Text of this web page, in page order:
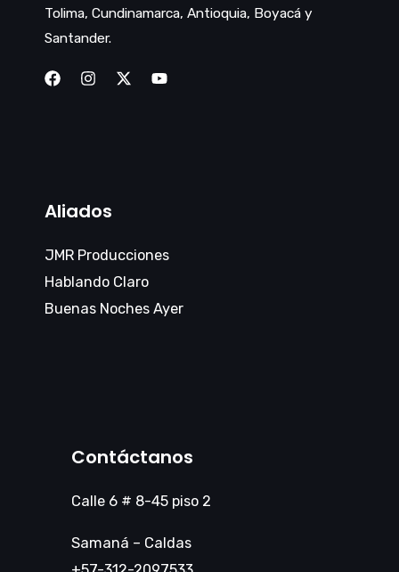
Tolima, Cundinamarca, Antioquia, Boyacá y
Santander.
Aliados
JMR Producciones
Hablando Claro
Buenas Noches Ayer
Contáctanos
Calle 6 # 8-45 piso 2
Samaná – Caldas